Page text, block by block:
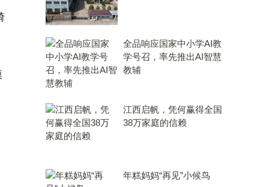
全品响应国家中小学AI教
学号召，率先推出AI智慧
教辅
江西启帆，凭何赢得全国
38万家庭的信赖
年糕妈妈“再见”小候鸟